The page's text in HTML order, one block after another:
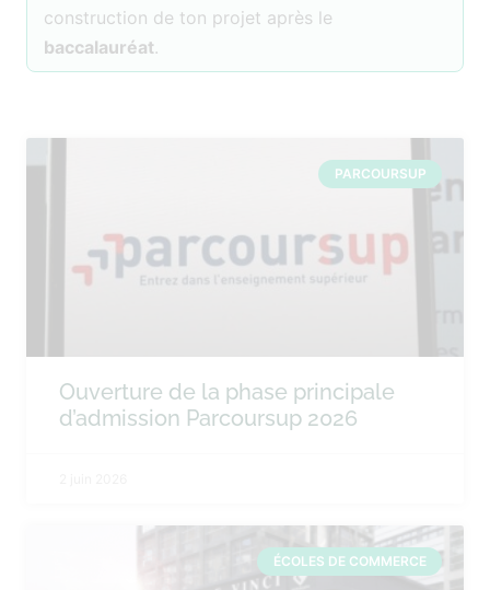
construction de ton projet après le
baccalauréat.
PARCOURSUP
Ouverture de la phase principale
d’admission Parcoursup 2026
ÉCOLES DE COMMERCE